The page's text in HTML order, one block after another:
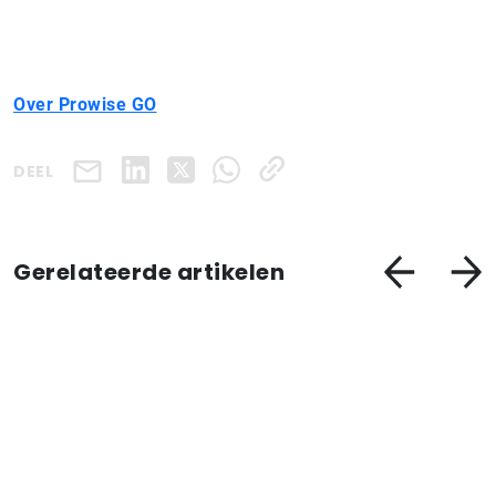
Over Prowise GO
DEEL
Gerelateerde artikelen